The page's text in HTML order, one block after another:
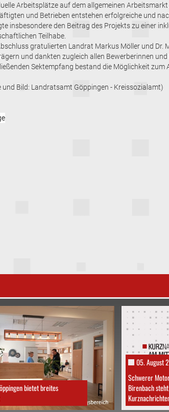
Arbeitsplätze auf dem allgemeinen
und Betrieben entstehen erfolgreiche und
insbesondere den Beitrag des Projekts zu einer
Teilhabe.
gratulierten Landrat Markus Möller und Dr.
und dankten zugleich allen Bewerberinnen
Sektempfang bestand die Möglichkeit zum
und Bild: Landratsamt Göppingen - Kreissozialamt)
bietet breites
05. August
Schwerer
Birenbach